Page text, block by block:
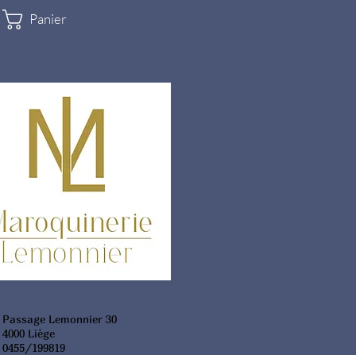
Panier
Passage Lemonnier 30
4000 Liège
0455/199819